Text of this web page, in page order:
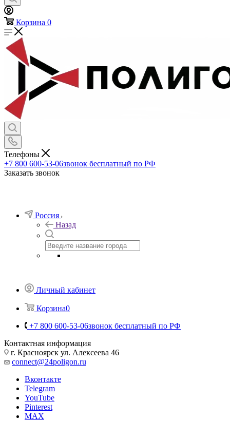
Корзина 0
Телефоны
+7 800 600-53-06звонок бесплатный по РФ
Заказать звонок
Россия
Назад
Личный кабинет
Корзина0
+7 800 600-53-06звонок бесплатный по РФ
Контактная информация
г. Красноярск ул. Алексеева 46
connect@24poligon.ru
Вконтакте
Telegram
YouTube
Pinterest
MAX